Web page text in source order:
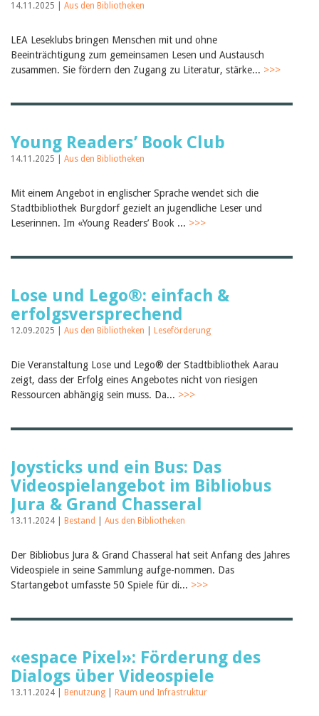
14.11.2025 | Aus den Bibliotheken
LEA Leseklubs bringen Menschen mit und ohne
Beeinträchtigung zum gemeinsamen Lesen und Austausch
zusammen. Sie fördern den Zugang zu Literatur, stärke... >>>
Young Readers’ Book Club
14.11.2025 | Aus den Bibliotheken
Mit einem Angebot in englischer Sprache wendet sich die
Stadtbibliothek Burgdorf gezielt an jugendliche Leser und
Leserinnen. Im «Young Readers’ Book ... >>>
Lose und Lego®: einfach &
erfolgsversprechend
12.09.2025 | Aus den Bibliotheken Leseförderung
Die Veranstaltung Lose und Lego® der Stadtbibliothek Aarau
zeigt, dass der Erfolg eines Angebotes nicht von riesigen
Ressourcen abhängig sein muss. Da... >>>
Joysticks und ein Bus: Das
Videospielangebot im Bibliobus
Jura & Grand Chasseral
13.11.2024 | Bestand Aus den Bibliotheken
Der Bibliobus Jura & Grand Chasseral hat seit Anfang des Jahres
Videospiele in seine Sammlung aufge-nommen. Das
Startangebot umfasste 50 Spiele für di... >>>
«espace Pixel»: Förderung des
Dialogs über Videospiele
13.11.2024 | Benutzung Raum und Infrastruktur